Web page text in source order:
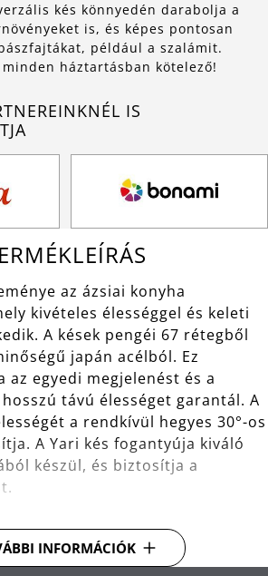
kés könnyedén darabolja a
is, és képes pontosan
például a szalámit.
háztartásban kötelező!
IS
az ázsiai konyha
kivételes élességgel és keleti
A kések pengéi 67 rétegből
japán acélból. Ez
az egyedi megjelenést és a
távú élességet garantál. A
a rendkívül hegyes 30°-os
A Yari kés fogantyúja kiváló
készül, és biztosítja a
cm, a penge hossza 15 cm.
japán acél (67 réteg) a
INFORMÁCIÓK